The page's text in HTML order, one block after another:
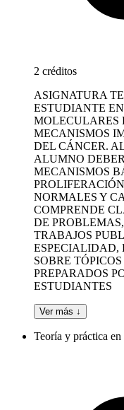
2 créditos
ASIGNATURA
ESTUDIANTE
MOLECULARES
MECANISMOS
DEL CÁNCER.
ALUMNO
MECANISMOS
NORMALES Y
COMPRENDE
DE
TRABAJOS
ESPECIALIDAD,
SOBRE
PREPARADOS
ESTUDIANTES
Ver más ↓
Teoría y práctica